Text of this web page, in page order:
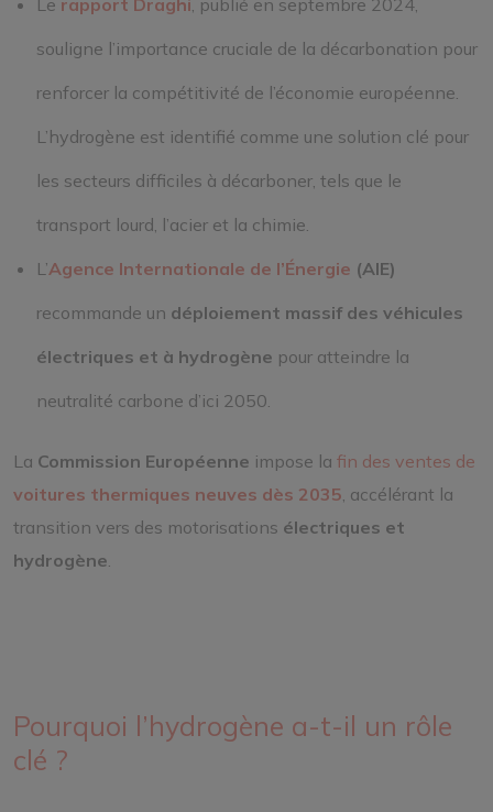
souligne l’importance cruciale de la décarbonation pour
renforcer la compétitivité de l’économie européenne.
L’hydrogène est identifié comme une solution clé pour
les secteurs difficiles à décarboner, tels que le
transport lourd, l’acier et la chimie.
L’Agence Internationale de l’Énergie (AIE)
recommande un déploiement massif des véhicules
électriques et à hydrogène pour atteindre la
neutralité carbone d’ici 2050.
La Commission Européenne impose lafin des ventes de
voitures thermiques neuves dès 2035 , accélérant la
transition vers des motorisations électriques et
hydrogène
Pourquoi l’hydrogène a-t-il un rôle
clé ?